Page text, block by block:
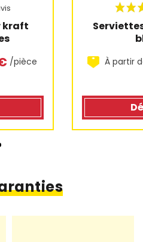
kraft
/pièce
À partir